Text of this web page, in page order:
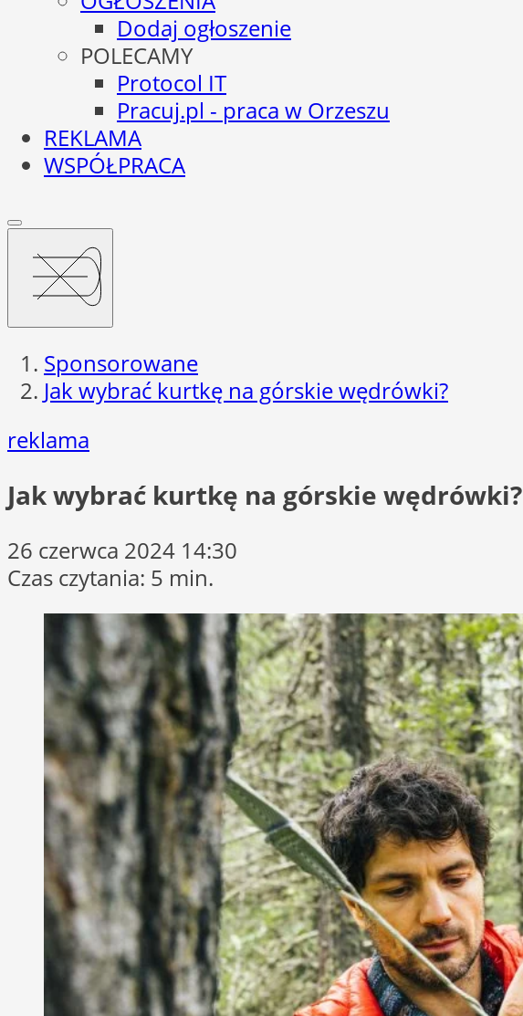
Dodaj ogłoszenie
POLECAMY
Protocol IT
Pracuj.pl - praca w Orzeszu
REKLAMA
WSPÓŁPRACA
Sponsorowane
Jak wybrać kurtkę na górskie wędrówki?
reklama
Jak wybrać kurtkę na górskie wędrówki?
26 czerwca 2024 14:30
Czas czytania: 5 min.